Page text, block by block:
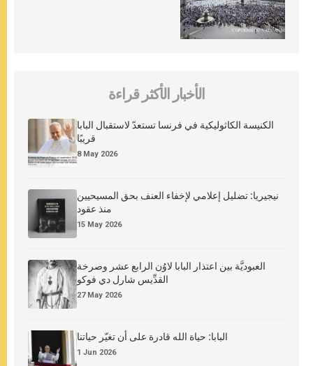
الأخبار الأكثر قراءة
الكنيسة الكاثوليكية في فرنسا تستعدّ لاستقبال البابا
قريبًا
8 May 2026
نيجيريا: تضليل إعلامي لإخفاء العنف بحق المسيحيين
منذ عقود
15 May 2026
العبوديَّة بين اعتذار البابا لاوُن الرابع عشر وصرخة
القدِّيس شارل دي فوكو
27 May 2026
البابا: حياة الله قادرة على أن تغيّر حياتنا
1 Jun 2026